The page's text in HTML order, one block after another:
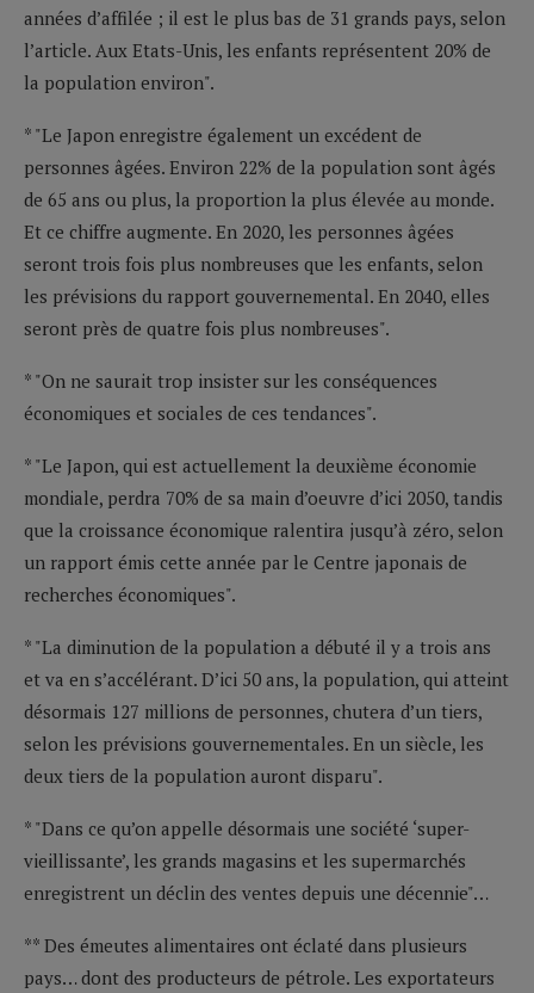
années d’affilée ; il est le plus bas de 31 grands pays, selon
l’article. Aux Etats-Unis, les enfants représentent 20% de
la population environ".
* "Le Japon enregistre également un excédent de
personnes âgées. Environ 22% de la population sont âgés
de 65 ans ou plus, la proportion la plus élevée au monde.
Et ce chiffre augmente. En 2020, les personnes âgées
seront trois fois plus nombreuses que les enfants, selon
les prévisions du rapport gouvernemental. En 2040, elles
seront près de quatre fois plus nombreuses".
* "On ne saurait trop insister sur les conséquences
économiques et sociales de ces tendances".
* "Le Japon, qui est actuellement la deuxième économie
mondiale, perdra 70% de sa main d’oeuvre d’ici 2050, tandis
que la croissance économique ralentira jusqu’à zéro, selon
un rapport émis cette année par le Centre japonais de
recherches économiques".
* "La diminution de la population a débuté il y a trois ans
et va en s’accélérant. D’ici 50 ans, la population, qui atteint
désormais 127 millions de personnes, chutera d’un tiers,
selon les prévisions gouvernementales. En un siècle, les
deux tiers de la population auront disparu".
* "Dans ce qu’on appelle désormais une société ‘super-
vieillissante’, les grands magasins et les supermarchés
enregistrent un déclin des ventes depuis une décennie"…
** Des émeutes alimentaires ont éclaté dans plusieurs
pays… dont des producteurs de pétrole. Les exportateurs